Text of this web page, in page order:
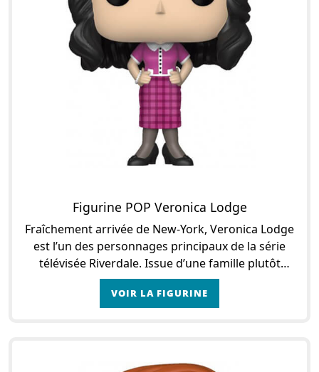
Figurine POP Veronica Lodge
Fraîchement arrivée de New-York, Veronica Lodge
est l’un des personnages principaux de la série
télévisée Riverdale. Issue d’une famille plutôt
aisée, elle ne s’en cacher pas : elle poss
VOIR LA FIGURINE